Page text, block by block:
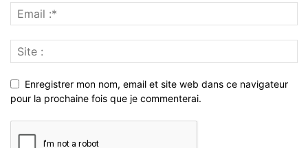
Enregistrer mon nom, email et site web dans ce navigateur
pour la prochaine fois que je commenterai.